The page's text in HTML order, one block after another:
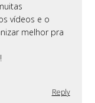
vídeos e o
melhor pra
Reply